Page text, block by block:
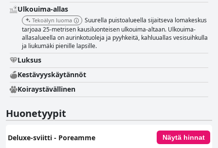
Ulkouima-allas
Tekoälyn luoma
Suurella puistoalueella sijaitseva lomakeskus
tarjoaa 25-metrisen kausiluonteisen ulkouima-altaan. Ulkouima-
allasalueella on aurinkotuoleja ja pyyhkeitä, kahluuallas vesisuihkulla
ja liukumäki pienille lapsille.
Luksus
Kestävyyskäytännöt
Koiraystävällinen
Huonetyypit
Deluxe-sviitti - Poreamme Näytä hinnat